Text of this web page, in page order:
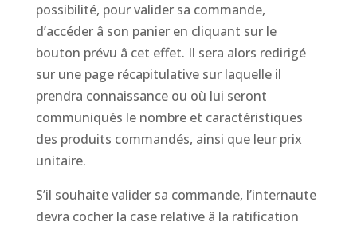
possibilité, pour valider sa commande,
d’accéder â son panier en cliquant sur le
bouton prévu â cet effet. Il sera alors redirigé
sur une page récapitulative sur laquelle il
prendra connaissance ou où lui seront
communiqués le nombre et caractéristiques
des produits commandés, ainsi que leur prix
unitaire.
S’il souhaite valider sa commande, l’internaute
devra cocher la case relative â la ratification